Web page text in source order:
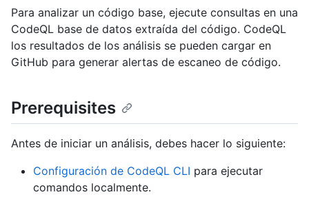
Para analizar un código base, ejecute consultas en una
CodeQL base de datos extraída del código. CodeQL
los resultados de los análisis se pueden cargar en
GitHub para generar alertas de escaneo de código.
Prerequisites
Antes de iniciar un análisis, debes hacer lo siguiente:
Configuración de CodeQL CLI para ejecutar
comandos localmente.